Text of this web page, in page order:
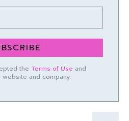
the Terms of Use and
website and company.